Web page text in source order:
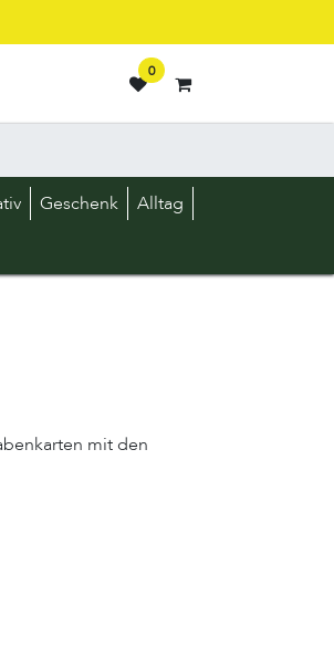
0
Geschenk
Alltag
mit den